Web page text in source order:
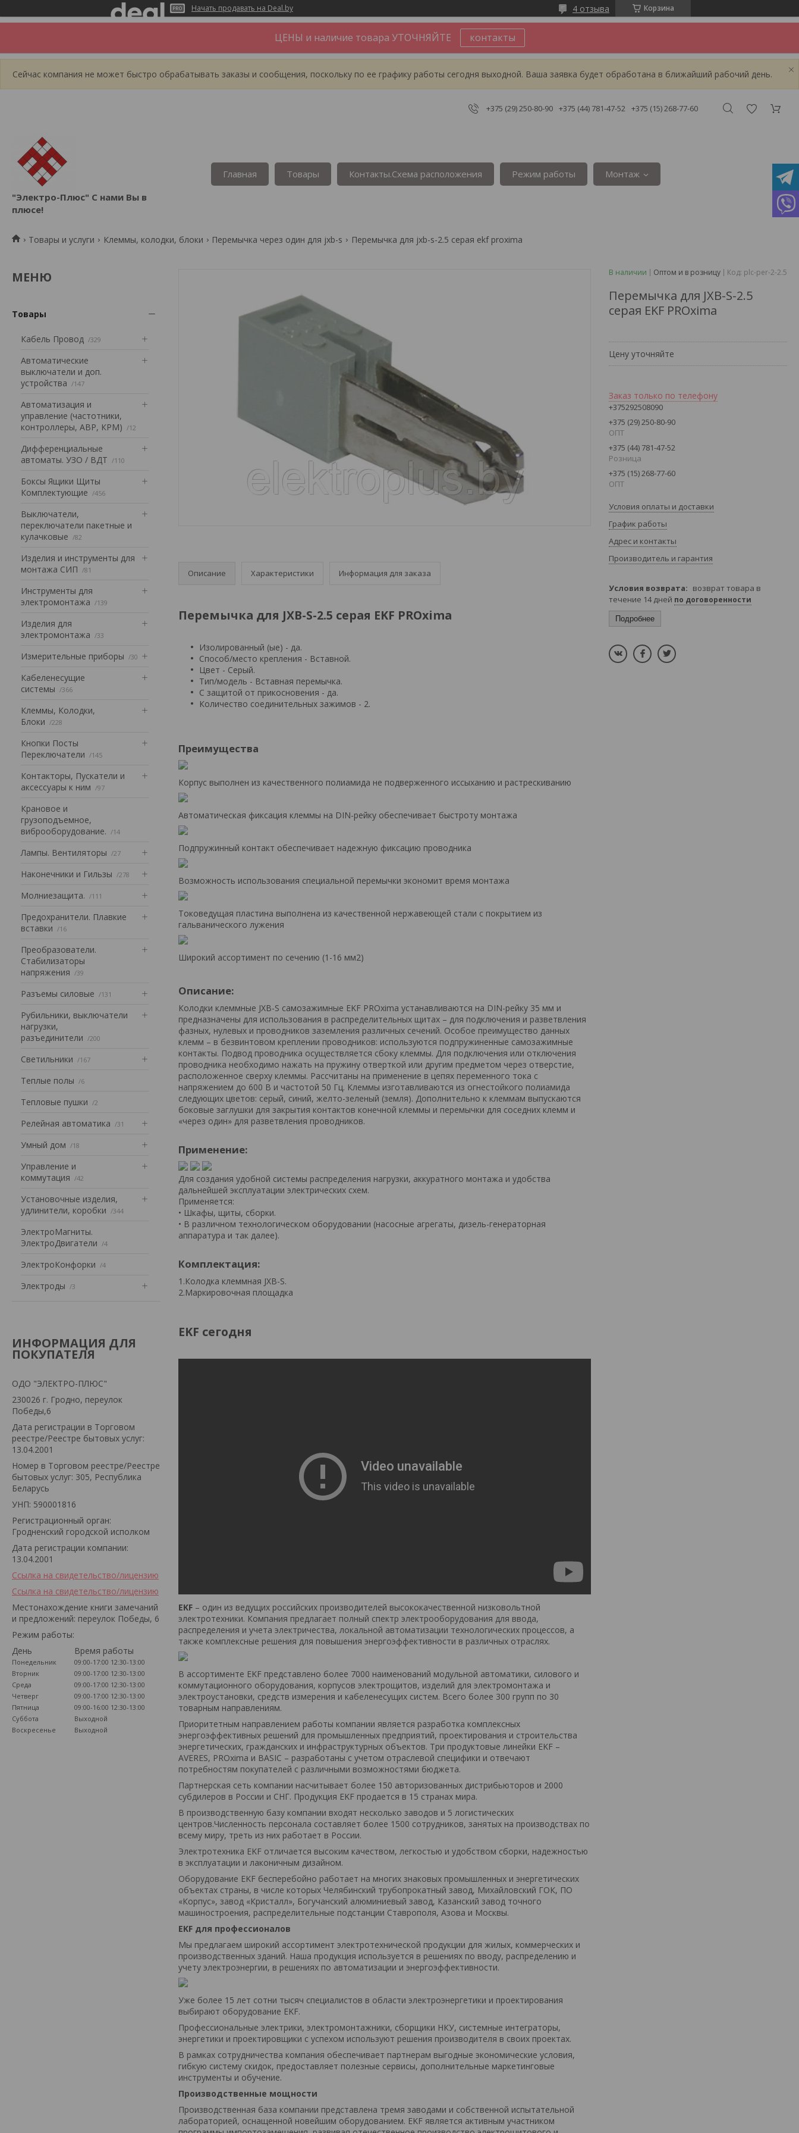
Начать продавать на Deal.by Корзина
4 отзыва
ЦЕНЫ и наличие товара УТОЧНЯЙТЕ контакты
Сейчас компания не может быстро обрабатывать заказы и сообщения, поскольку по ее графику работы сегодня выходной. Ваша заявка будет обработана в ближайший рабочий день.
+375 (29) 250-80-90 +375 (44) 781-47-52 +375 (15) 268-77-60
"Электро-Плюс" С нами Вы в
плюсе!
Главная Товары Контакты.Сxема расположения Режим работы Монтаж
Товары и услуги Клеммы, колодки, блоки Перемычка через один для jxb-s Перемычка для jxb-s-2.5 серая ekf proxima
Товары
Кабель Провод 329
Автоматические
выключатели и доп.
устройства
147
Автоматизация и
управление (частотники,
контроллеры, АВР, КРМ)
12
Дифференциальные
автоматы. УЗО / ВДТ
110
Боксы Ящики Щиты
Комплектующие
456
Выключатели,
переключатели пакетные и
кулачковые
82
Изделия и инструменты для
монтажа СИП
81
Инструменты для
электромонтажа
139
Изделия для
электромонтажа
33
Измерительные приборы 30
Кабеленесущие
системы
366
Клеммы, Колодки,
Блоки
228
Кнопки Посты
Переключатели
145
Контакторы, Пускатели и
аксессуары к ним
97
Крановое и
грузоподъемное,
виброоборудование.
14
Лампы. Вентиляторы 27
Наконечники и Гильзы 278
Mолниезащита. 111
Предохранители. Плавкие
вставки
16
Преобразователи.
Стабилизаторы
напряжения
39
Разъемы силовые 131
Рубильники, выключатели
нагрузки,
разъединители
200
Светильники 167
Теплые полы 6
Тепловые пушки 2
Релейная автоматика 31
Умный дом 18
Управление и
коммутация
42
Установочные изделия,
удлинители, коробки
344
ЭлектроМагниты.
ЭлектроДвигатели
4
ЭлектроКонфорки 4
Электроды 3
ИНФОРМАЦИЯ ДЛЯ
ПОКУПАТЕЛЯ
ОДО "ЭЛЕКТРО-ПЛЮС"
230026 г. Гродно, переулок
Победы,6
Дата регистрации в Торговом
реестре/Реестре бытовых услуг:
13.04.2001
Номер в Торговом реестре/Реестре
бытовых услуг: 305, Республика
Беларусь
УНП: 590001816
Регистрационный орган:
Гродненский городской исполком
Дата регистрации компании:
13.04.2001
Ссылка на свидетельство/лицензию
Ссылка на свидетельство/лицензию
Местонахождение книги замечаний
и предложений: переулок Победы, 6
Режим работы:
День
Время работы
Понедельник 09:00-17:00 12:30-13:00
Вторник
09:00-17:00 12:30-13:00
Среда
09:00-17:00 12:30-13:00
Четверг
09:00-17:00 12:30-13:00
Пятница
09:00-16:00 12:30-13:00
Суббота
Выходной
Воскресенье
Выходной
Описание Характеристики Информация для заказа
Перемычка для JXB-S-2.5 серая EKF PROxima
Изолированный (ые) - да.
Способ/место крепления - Вставной.
Цвет - Серый.
Тип/модель - Вставная перемычка.
С защитой от прикосновения - да.
Количество соединительных зажимов - 2.
Преимущества
Корпус выполнен из качественного полиамида не подверженного иссыханию и растрескиванию
Автоматическая фиксация клеммы на DIN-рейку обеспечивает быстроту монтажа
Подпружинный контакт обеспечивает надежную фиксацию проводника
Возможность использования специальной перемычки экономит время монтажа
Токоведущая пластина выполнена из качественной нержавеющей стали с покрытием из
гальванического лужения
Широкий ассортимент по сечению (1-16 мм2)
Описание:
Колодки клеммные JXB-S самозажимные EKF PROxima устанавливаются на DIN-рейку 35 мм и
предназначены для использования в распределительных щитах – для подключения и разветвления
фазных, нулевых и проводников заземления различных сечений. Особое преимущество данных
клемм – в безвинтовом креплении проводников: используются подпружиненные самозажимные
контакты. Подвод проводника осуществляется сбоку клеммы. Для подключения или отключения
проводника необходимо нажать на пружину отверткой или другим предметом через отверстие,
расположенное сверху клеммы. Рассчитаны на применение в цепях переменного тока с
напряжением до 600 В и частотой 50 Гц. Клеммы изготавливаются из огнестойкого полиамида
следующих цветов: серый, синий, желто-зеленый (земля). Дополнительно к клеммам выпускаются
боковые заглушки для закрытия контактов конечной клеммы и перемычки для соседних клемм и
«через один» для разветвления проводников.
Применение:
Для создания удобной системы распределения нагрузки, аккуратного монтажа и удобства
дальнейшей эксплуатации электрических схем.
Применяется:
• Шкафы, щиты, сборки.
• В различном технологическом оборудовании (насосные агрегаты, дизель-генераторная
аппаратура и так далее).
Комплектация:
1.Колодка клеммная JXB-S.
2.Маркировочная площадка
EKF сегодня
EKF – один из ведущих российских производителей высококачественной низковольтной
электротехники. Компания предлагает полный спектр электрооборудования для ввода,
распределения и учета электричества, локальной автоматизации технологических процессов, а
также комплексные решения для повышения энергоэффективности в различных отраслях.
В ассортименте EKF представлено более 7000 наименований модульной автоматики, силового и
коммутационного оборудования, корпусов электрощитов, изделий для электромонтажа и
электроустановки, средств измерения и кабеленесущих систем. Всего более 300 групп по 30
товарным направлениям.
Приоритетным направлением работы компании является разработка комплексных
энергоэффективных решений для промышленных предприятий, проектирования и строительства
энергетических, гражданских и инфраструктурных объектов. Три продуктовые линейки EKF –
AVERES, PROxima и BASIC – разработаны с учетом отраслевой специфики и отвечают
потребностям покупателей с различными возможностями бюджета.
Партнерская сеть компании насчитывает более 150 авторизованных дистрибьюторов и 2000
субдилеров в России и СНГ. Продукция EKF продается в 15 странах мира.
В производственную базу компании входят несколько заводов и 5 логистических
центров.Численность персонала составляет более 1500 сотрудников, занятых на производствах по
всему миру, треть из них работает в России.
Электротехника EKF отличается высоким качеством, легкостью и удобством сборки, надежностью
в эксплуатации и лаконичным дизайном.
Оборудование EKF бесперебойно работает на многих знаковых промышленных и энергетических
объектах страны, в числе которых Челябинский трубопрокатный завод, Михайловский ГОК, ПО
«Корпус», завод «Кристалл», Богучанский алюминиевый завод, Казанский завод точного
машиностроения, распределительные подстанции Ставрополя, Азова и Москвы.
EKF для профессионалов
Мы предлагаем широкий ассортимент электротехнической продукции для жилых, коммерческих и
производственных зданий. Наша продукция используется в решениях по вводу, распределению и
учету электроэнергии, в решениях по автоматизации и энергоэффективности.
Уже более 15 лет сотни тысяч специалистов в области электроэнергетики и проектирования
выбирают оборудование EKF.
Профессиональные электрики, электромонтажники, сборщики НКУ, системные интеграторы,
энергетики и проектировщики с успехом используют решения производителя в своих проектах.
В рамках сотрудничества компания обеспечивает партнерам выгодные экономические условия,
гибкую систему скидок, предоставляет полезные сервисы, дополнительные маркетинговые
инструменты и обучение.
Производственные мощности
Производственная база компании представлена тремя заводами и собственной испытательной
лабораторией, оснащенной новейшим оборудованием. EKF является активным участником
В наличии Оптом и в розницу Код: plc-per-2-2.5
Перемычка для JXB-S-2.5
серая EKF PROxima
Цену уточняйте
Заказ только по телефону
+375292508090
+375 (29) 250-80-90
ОПТ
+375 (44) 781-47-52
Розница
+375 (15) 268-77-60
ОПТ
Условия оплаты и доставки
График работы
Адрес и контакты
Производитель и гарантия
возврат товара в
течение 14 дней по договоренности
Подробнее